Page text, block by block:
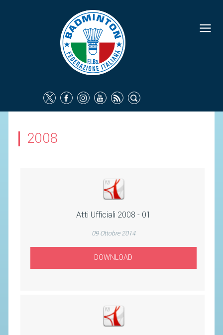
2008
Atti Ufficiali 2008 - 01
09 Ottobre 2014
DOWNLOAD
FEDERAZIONE
IDENTITÀ
COMMISSIONI FEDERALI
ORGANI TERRITORIALI
TUTELA DELLA SALUTE -
ANTIDOPING
COMUNICAZIONE E MARKETING
AVVISI E BANDI
SAFEGUARDING
RICHIESTA PATROCINIO